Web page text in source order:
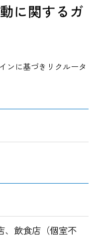
に関するガ
ンに基づきリクルータ
、飲食店（個室不